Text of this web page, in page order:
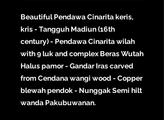
Beautiful Pendawa Cinarita keris,
kris - Tangguh Madiun (16th
century) - Pendawa Cinarita wilah
with 9 luk and complex Beras Wutah
Halus pamor - Gandar Iras carved
from Cendana wangi wood - Copper
blewah pendok - Nunggak Semi hilt
wanda Pakubuwanan.